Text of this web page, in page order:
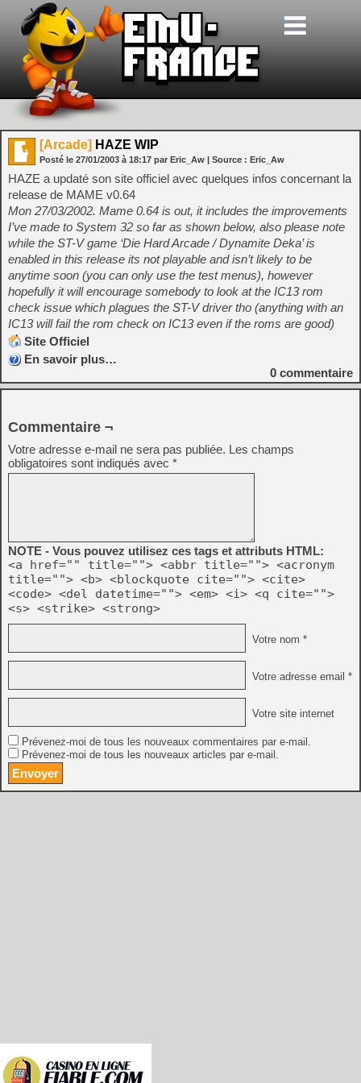
[Arcade] HAZE WIP
Posté le 27/01/2003 à 18:17 par Eric_Aw | Source : Eric_Aw
HAZE a updaté son site officiel avec quelques infos concernant la
release de MAME v0.64
Mon 27/03/2002. Mame 0.64 is out, it includes the improvements
I’ve made to System 32 so far as shown below, also please note
while the ST-V game ‘Die Hard Arcade / Dynamite Deka’ is
enabled in this release its not playable and isn’t likely to be
anytime soon (you can only use the test menus), however
hopefully it will encourage somebody to look at the IC13 rom
check issue which plagues the ST-V driver tho (anything with an
IC13 will fail the rom check on IC13 even if the roms are good)
Site Officiel
En savoir plus…
0 commentaire
Commentaire ¬
Votre adresse e-mail ne sera pas publiée. Les champs
obligatoires sont indiqués avec *
NOTE - Vous pouvez utilisez ces tags et attributs HTML:
<a href="" title=""> <abbr title=""> <acronym
title=""> <b> <blockquote cite=""> <cite>
<code> <del datetime=""> <em> <i> <q cite="">
<s> <strike> <strong>
Votre nom *
Votre adresse email *
Votre site internet
Prévenez-moi de tous les nouveaux commentaires par e-mail.
Prévenez-moi de tous les nouveaux articles par e-mail.